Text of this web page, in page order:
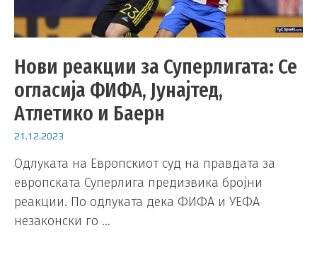
Нови реакции за Суперлигата: Се
огласија ФИФА, Јунајтед,
Атлетико и Баерн
21.12.2023
Одлуката на Европскиот суд на правдата за
европската Суперлига предизвика бројни
реакции. По одлуката дека ФИФА и УЕФА
незаконски го …